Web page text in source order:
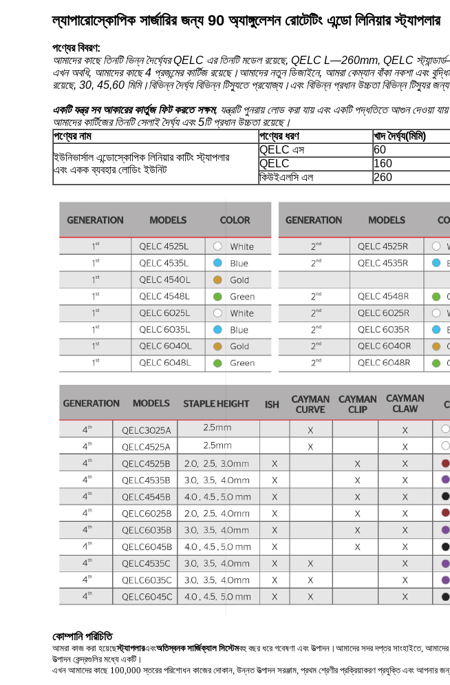
ল্যাপারোস্কোপিক সার্জারির জন্য 90 অ্যাঙ্গুলেশন রোটেটিং এন্ডো লিনিয়ার স্ট্যাপলার
পণ্যের বিবরণ:
আমাদের কাছে তিনটি ভিন্ন দৈর্ঘ্যের QELC এর তিনটি মডেল রয়েছে, QELC L—260mm, QELC
এখন অবধি, আমাদের কাছে 4 প্রজন্মের কার্টিজ রয়েছে।আমাদের নতুন ডিজাইনে, আমরা কেম্যান বাঁকা নকশা এবং
রয়েছে, 30, 45,60 মিমি।বিভিন্ন দৈর্ঘ্য বিভিন্ন টিস্যুতে প্রযোজ্য।এবং বিভিন্ন প্রধান উচ্চতা বিভিন্ন টিস্যুর
একটি যন্ত্র সব আকারের কার্তুজ ফিট করতে সক্ষম, যন্ত্রটি পুনরায় লোড করা যায় এবং একটি পদ্ধতিতে আগুন দেওয়া
আমাদের কার্টিজের তিনটি সেলাই দৈর্ঘ্য এবং 5টি প্রধান উচ্চতা রয়েছে।
পণ্যের নাম
পণ্যের ধরণ
খাদ দৈর্ঘ্য(মিমি)
ইউনিভার্সাল এন্ডোস্কোপিক লিনিয়ার কাটিং স্ট্যাপলার
এবং একক ব্যবহার লোডিং ইউনিট
QELC এস
60
QELC
160
কিউইএলসি এল
260
কোম্পানি পরিচিতি
আমরা কাজ করা হয়েছেস্ট্যাপলারএবংঅতিস্বনক সার্জিক্যাল সিস্টেমবহু বছর ধরে গবেষণা এবং উত্পাদন।আমাদের সদর দপ্তর সাংহাইতে,
উত্পাদন কেন্দ্রগুলির মধ্যে একটি।
এখন আমাদের কাছে 100,000 স্তরের পরিশোধন কাজের দোকান, উন্নত উত্পাদন সরঞ্জাম, প্রথম শ্রেণীর প্রক্রিয়াকরণ প্রযুক্তি এবং আপনার জন্য